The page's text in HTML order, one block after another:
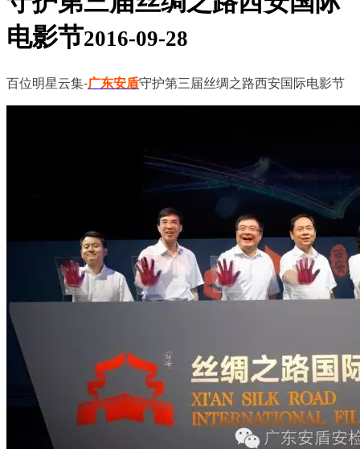
电影节2016-09-28
百位明星云集-广东安盾守护第三届丝绸之路西安国际电影节